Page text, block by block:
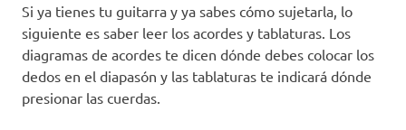
Si ya tienes tu guitarra y ya sabes cómo sujetarla, lo
siguiente es saber leer los acordes y tablaturas. Los
diagramas de acordes te dicen dónde debes colocar los
dedos en el diapasón y las tablaturas te indicará dónde
presionar las cuerdas.